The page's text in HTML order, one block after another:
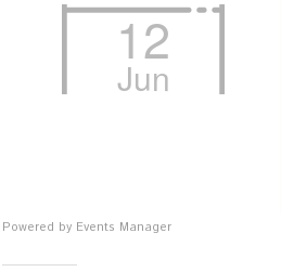
12
Jun
Powered by Events Manager